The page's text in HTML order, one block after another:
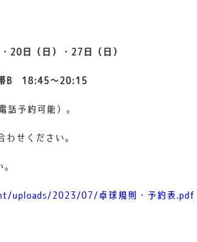
20日（日）・27日（日）
B 18:45～20:15
予約可能）。
せください。
uploads/2023/07/卓球規則・予約表.pdf